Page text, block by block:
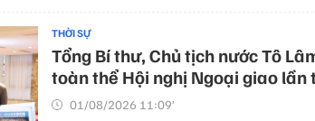
THỜI SỰ
Tổng Bí thư, Chủ tịch nước Tô
toàn thể Hội nghị Ngoại giao lần
01/08/2026 11:09’